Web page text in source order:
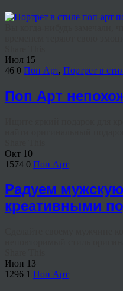
Июл 15
46 0 Поп Арт, Портрет в
Поп Арт
Окт 10
1574 0 Поп Арт
Радуем
креативными
Июн 13
1296 1 Поп Арт